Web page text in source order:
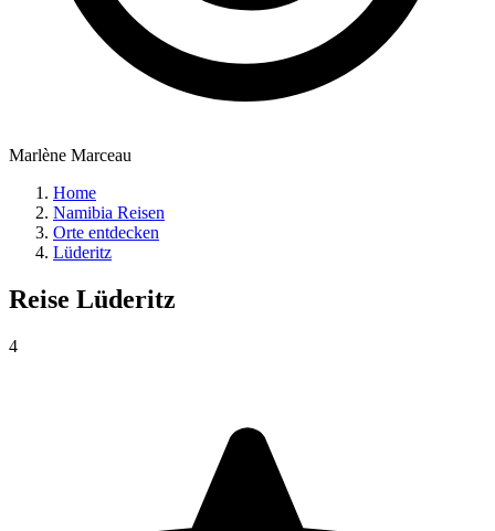
Marlène Marceau
Home
Namibia Reisen
Orte entdecken
Lüderitz
Reise Lüderitz
4